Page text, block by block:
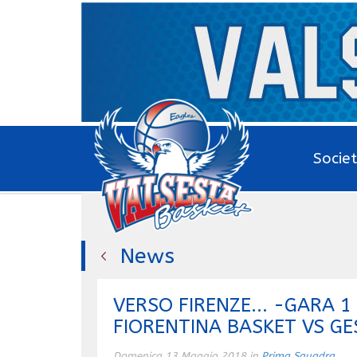
News
VERSO FIRENZE... -GARA
FIORENTINA BASKET VS